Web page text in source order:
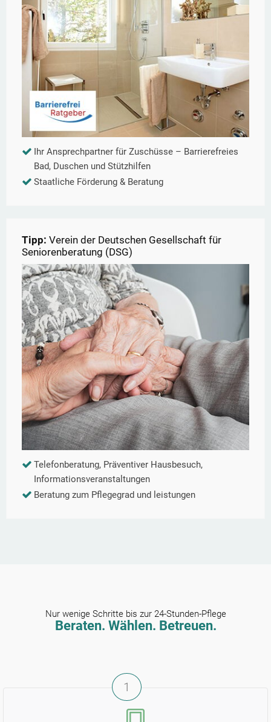
Ihr Ansprechpartner für Zuschüsse – Barrierefreies
Bad, Duschen und Stützhilfen
Staatliche Förderung & Beratung
Tipp: Verein der Deutschen Gesellschaft für
Seniorenberatung (DSG)
Telefonberatung, Präventiver Hausbesuch,
Informationsveranstaltungen
Beratung zum Pflegegrad und leistungen
Nur wenige Schritte bis zur 24-Stunden-Pflege
Beraten. Wählen. Betreuen.
1